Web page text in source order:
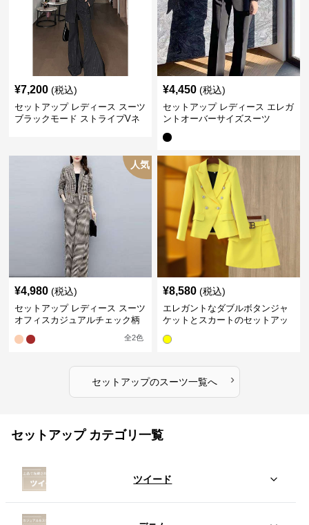
¥7,200 (税込)
セットアップ レディース スーツ
ブラックモード ストライプVネ
¥4,450 (税込)
セットアップ レディース エレガ
ントオーバーサイズスーツ
人気
¥4,980 (税込)
セットアップ レディース スーツ
オフィスカジュアルチェック柄
全2色
¥8,580 (税込)
エレガントなダブルボタンジャ
ケットとスカートのセットアッ
セットアップのスーツ一覧へ ›
セットアップ カテゴリ一覧
ツイード